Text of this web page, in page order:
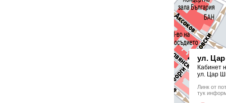
ул.
Кабинет
ул. Цар
Линк от
тук